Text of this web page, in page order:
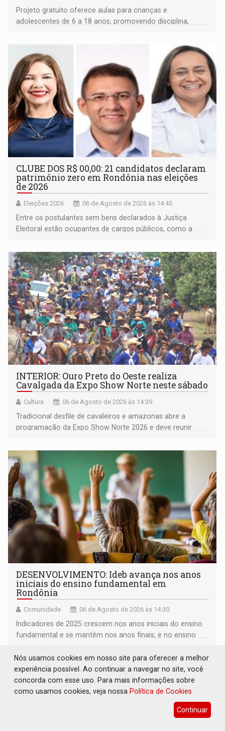
Projeto gratuito oferece aulas para crianças e
adolescentes de 6 a 18 anos, promovendo disciplina,
CLUBE DOS R$ 00,00: 21 candidatos declaram
patrimônio zero em Rondônia nas eleições
de 2026
Eleições 2026 06 de Agosto de 2026 às 14:45
Entre os postulantes sem bens declarados à Justiça
Eleitoral estão ocupantes de cargos públicos, como a
Pedro Geovar (PP) e a vice-prefeita Magna dos Anjos
(NOVO)
INTERIOR: Ouro Preto do Oeste realiza
Cavalgada da Expo Show Norte neste sábado
Cultura 06 de Agosto de 2026 às 14:39
Tradicional desfile de cavaleiros e amazonas abre a
programação da Expo Show Norte 2026 e deve reunir
DESENVOLVIMENTO: Ideb avança nos anos
iniciais do ensino fundamental em
Rondônia
Comunidade 06 de Agosto de 2026 às 14:30
Indicadores de 2025 crescem nos anos iniciais do ensino
fundamental e se mantêm nos anos finais; e no ensino
Nós usamos cookies em nosso site para oferecer a melhor
experiência possível. Ao continuar a navegar no site, você
concorda com esse uso. Para mais informações sobre
como usamos cookies, veja nossa Política de Cookies
Continuar